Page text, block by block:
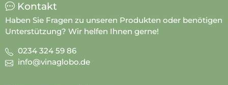
Kontakt
Haben Sie Fragen zu unseren Produkten oder benötigen
Unterstützung? Wir helfen Ihnen gerne!
0234 324 59 86
info@vinaglobo.de